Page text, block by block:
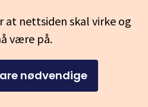
at nettsiden skal virke og
være på.
nødvendige